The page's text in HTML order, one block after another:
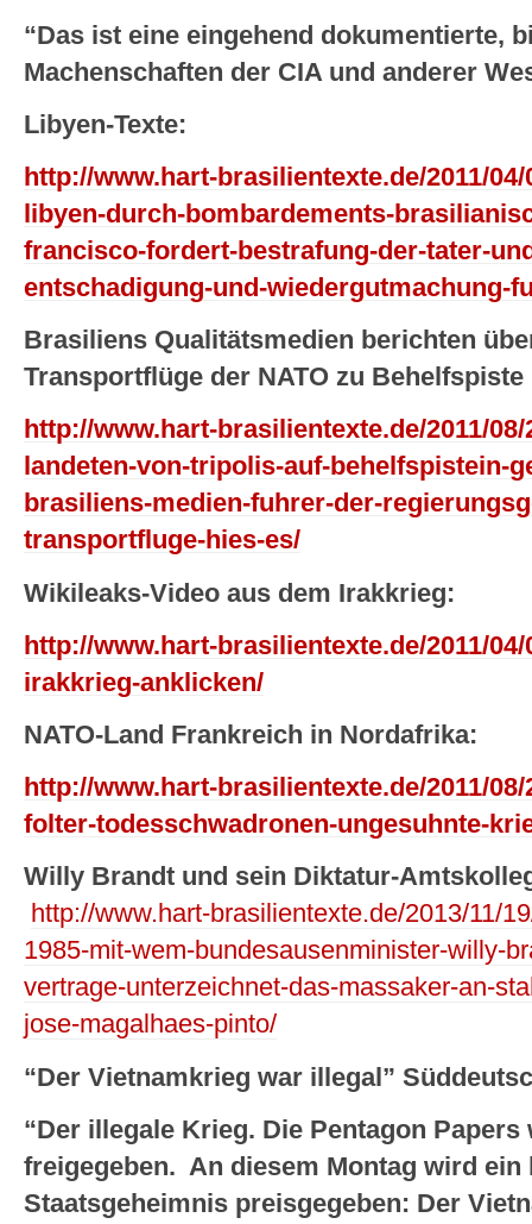
“Das ist eine eingehend dokumentierte,
Machenschaften der CIA und anderer
Libyen-Texte:
http://www.hart-brasilientexte.de/2011/
libyen-durch-bombardements-
francisco-fordert-bestrafung-der-tater-
entschadigung-und-wiedergutmachung-
Brasiliens Qualitätsmedien berichten
Transportflüge der NATO zu
http://www.hart-brasilientexte.de/2011/
landeten-von-tripolis-auf-behelfspistein-
brasiliens-medien-fuhrer-der-
transportfluge-hies-es/
Wikileaks-Video aus dem Irakkrieg:
http://www.hart-brasilientexte.de/2011/
irakkrieg-anklicken/
NATO-Land Frankreich in Nordafrika:
http://www.hart-brasilientexte.de/2011/
folter-todesschwadronen-ungesuhnte-
Willy Brandt und sein Diktatur-
http://www.hart-brasilientexte.de/2013/11/
1985-mit-wem-bundesausenminister-willy-
vertrage-unterzeichnet-das-massaker-an-
jose-magalhaes-pinto/
“Der Vietnamkrieg war illegal”
“Der illegale Krieg. Die Pentagon
freigegeben. An diesem Montag wird
Staatsgeheimnis preisgegeben: Der